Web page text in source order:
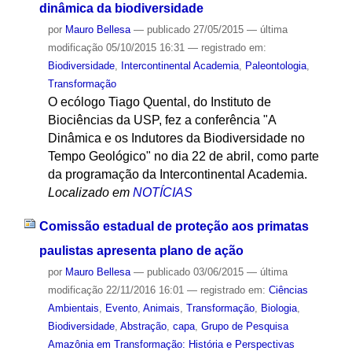
dinâmica da biodiversidade
por Mauro Bellesa — publicado27/05/2015 — última
modificação05/10/2015 16:31 — registrado em:
Biodiversidade, Intercontinental Academia, Paleontologia,
Transformação
O ecólogo Tiago Quental, do Instituto de
Biociências da USP, fez a conferência "A
Dinâmica e os Indutores da Biodiversidade no
Tempo Geológico" no dia 22 de abril, como parte
da programação da Intercontinental Academia.
Localizado em NOTÍCIAS
Comissão estadual de proteção aos primatas
paulistas apresenta plano de ação
por Mauro Bellesa — publicado03/06/2015 — última
modificação22/11/2016 16:01 — registrado em: Ciências
Ambientais
Evento, Animais Transformação, Biologia,
Biodiversidade, Abstração, capa, Grupo de Pesquisa
Amazônia em Transformação: História e Perspectivas